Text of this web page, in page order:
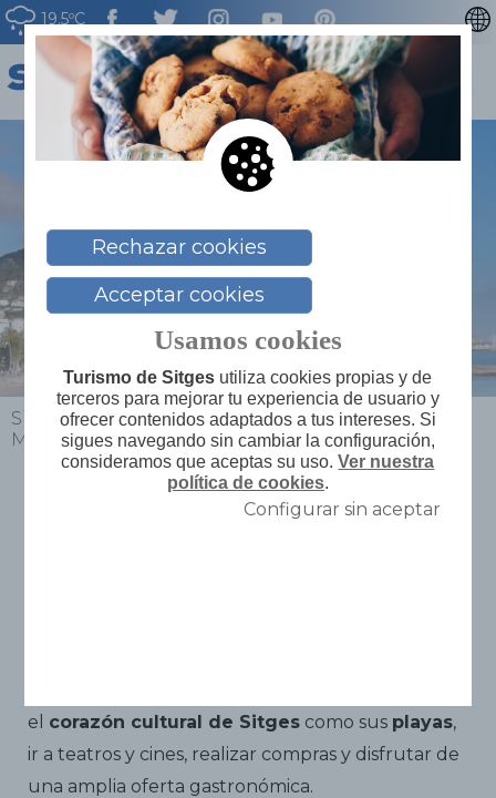
19.5ºC
CATALÀ
ENGLISH
FRANÇAIS
Sitges > Planifica tu viaje > Mapa de servicios >
Mare Nostrum
Mare Nostrum
el corazón cultural de Sitges como sus playas,
ir a teatros y cines, realizar compras y disfrutar de
una amplia oferta gastronómica.
Rechazar cookies
Acceptar cookies
Usamos cookies
Turismo de Sitges utiliza cookies propias y de
terceros para mejorar tu experiencia de usuario y
ofrecer contenidos adaptados a tus intereses. Si
sigues navegando sin cambiar la configuración,
consideramos que aceptas su uso.Ver nuestra
política de cookies.
Configurar sin aceptar